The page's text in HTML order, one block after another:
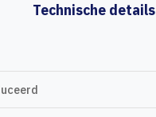
Technische details